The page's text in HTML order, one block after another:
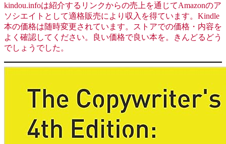
kindou.infoは紹介するリンクからの売上を通じてAmazonのア
ソシエイトとして適格販売により収入を得ています。Kindle
本の価格は随時変更されています。ストアでの価格・内容を
よく確認してください。良い価格で良い本を。きんどるどう
でしょうでした。